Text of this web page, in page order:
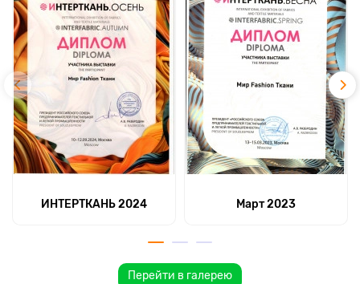
ИНТЕРТКАНЬ 2024 Март 2023
Перейти в галерею